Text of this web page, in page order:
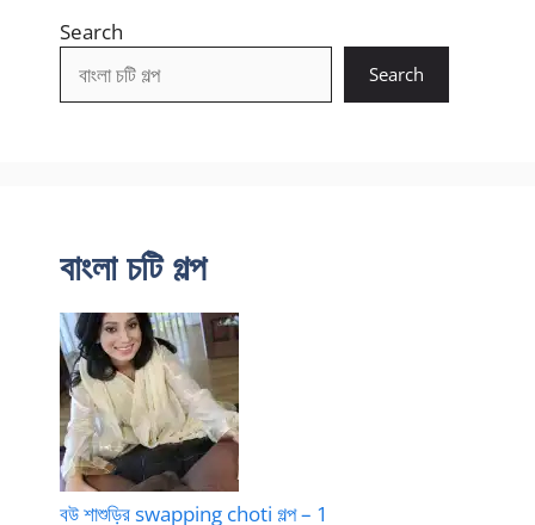
Search
Search
বাংলা চটি গল্প
বউ শাশুড়ির swapping choti গল্প – 1